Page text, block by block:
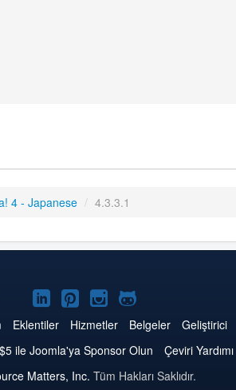
4 - Japanese / 4.3.3.1
YouTube'da
Joomla
LinkedIn'de
Joomla
Pinterest'de
Joomla
Instagram'da
Joomla
GitHub'da
Joomla
Eklentiler Hizmetler Belgeler Geliştirici
$5 ile Joomla'ya Sponsor Olun Çeviri Yardımı
Matters, Inc. Tüm Hakları Saklıdır.